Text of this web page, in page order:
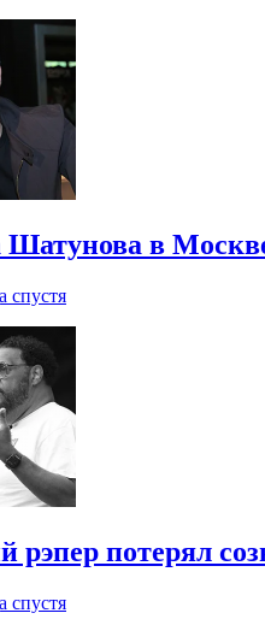
Шатунова в
спустя
рэпер потерял
спустя